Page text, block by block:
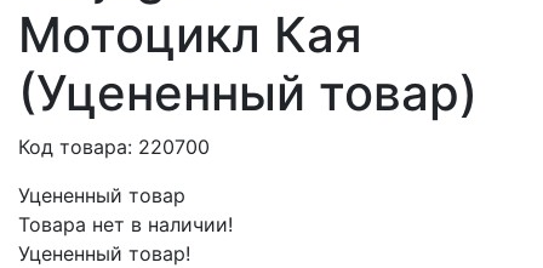
Мотоцикл Кая
(Уцененный товар)
Код товара: 220700
Уцененный товар
Товара нет в наличии!
Уцененный товар!